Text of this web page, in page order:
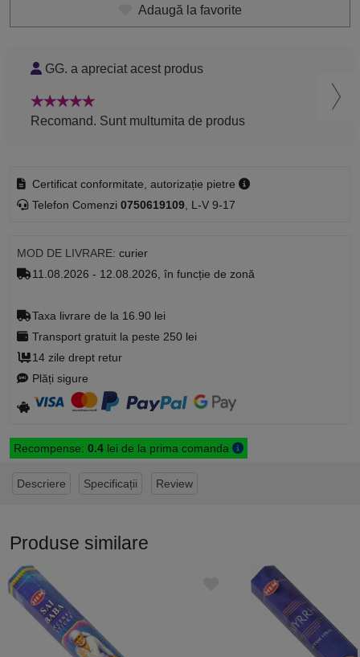
Adaugă la favorite
GG. a apreciat acest produs
Recomand. Sunt multumita de produs
Certificat conformitate, autorizație pietre
Telefon Comenzi 0750619109, L-V 9-17
MOD DE LIVRARE: curier
11.08.2026 - 12.08.2026, în funcție de zonă
Taxa livrare de la 16.90 lei
Transport gratuit la peste 250 lei
14 zile drept retur
Plăți sigure
Recompense: 0.4lei de la prima comanda
Descriere Specificații Review
Produse similare